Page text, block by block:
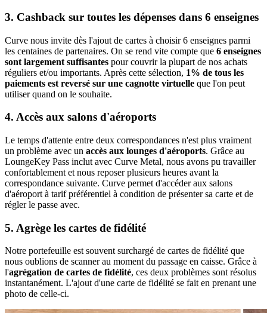
3. Cashback sur toutes les dépenses dans 6 enseignes
Curve nous invite dès l'ajout de cartes à choisir 6 enseignes parmi
les centaines de partenaires. On se rend vite compte que 6 enseignes
sont largement suffisantes pour couvrir la plupart de nos achats
réguliers et/ou importants. Après cette sélection, 1% de tous les
paiements est reversé sur une cagnotte virtuelle que l'on peut
utiliser quand on le souhaite.
4. Accès aux salons d'aéroports
Le temps d'attente entre deux correspondances n'est plus vraiment
un problème avec un accès aux lounges d'aéroports. Grâce au
LoungeKey Pass inclut avec Curve Metal, nous avons pu travailler
confortablement et nous reposer plusieurs heures avant la
correspondance suivante. Curve permet d'accéder aux salons
d'aéroport à tarif préférentiel à condition de présenter sa carte et de
régler le passe avec.
5. Agrège les cartes de fidélité
Notre portefeuille est souvent surchargé de cartes de fidélité que
nous oublions de scanner au moment du passage en caisse. Grâce à
l'agrégation de cartes de fidélité, ces deux problèmes sont résolus
instantanément. L'ajout d'une carte de fidélité se fait en prenant une
photo de celle-ci.